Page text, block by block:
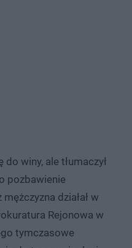
winy, ale tłumaczył
pozbawienie
działał w
Rejonowa w
tymczasowe